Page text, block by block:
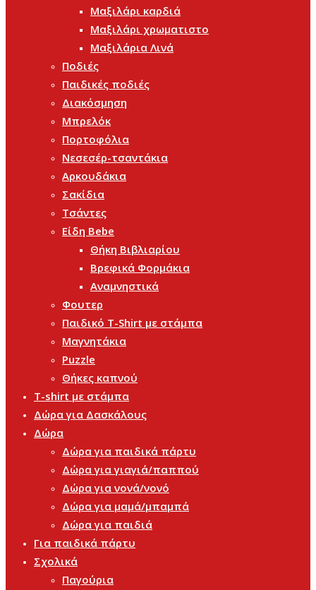
Μαξιλάρι καρδιά
Μαξιλάρι χρωματιστο
Μαξιλάρια Λινά
Ποδιές
Παιδικές ποδιές
Διακόσμηση
Μπρελόκ
Πορτοφόλια
Νεσεσέρ-τσαντάκια
Αρκουδάκια
Σακίδια
Τσάντες
Είδη Bebe
Θήκη Βιβλιαρίου
Βρεφικά Φορμάκια
Αναμνηστικά
Φουτερ
Παιδικό T-Shirt με στάμπα
Μαγνητάκια
Puzzle
Θήκες καπνού
T-shirt με στάμπα
Δώρα για Δασκάλους
Δώρα
Δώρα για παιδικά πάρτυ
Δώρα για γιαγιά/παππού
Δώρα για νονά/νονό
Δώρα για μαμά/μπαμπά
Δώρα για παιδιά
Για παιδικά πάρτυ
Σχολικά
Παγούρια